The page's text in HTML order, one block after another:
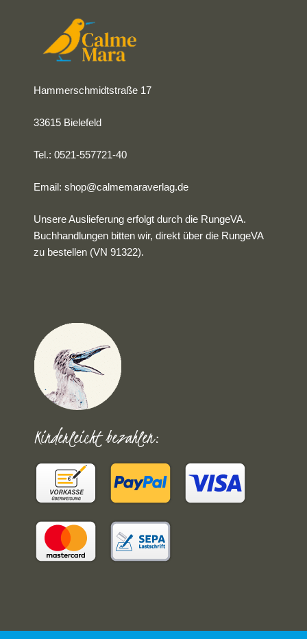
Hammerschmidtstraße 17
33615 Bielefeld
Tel.: 0521-557721-40
Email:shop@calmemaraverlag.de
Unsere Auslieferung erfolgt durch die RungeVA.
Buchhandlungen bitten wir, direkt über die RungeVA
zu bestellen (VN 91322).
Kinderleicht bezahlen: